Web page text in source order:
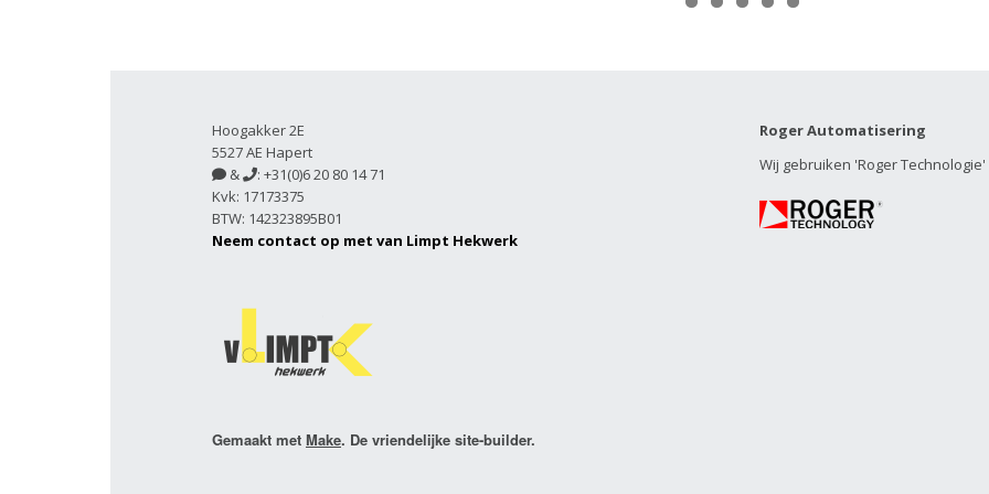
5 6 7 8 9
Hoogakker 2E
5527 AE Hapert
 & : +31(0)6 20 80 14 71
Kvk: 17173375
BTW: 142323895B01
Neem contact op met van Limpt Hekwerk
Roger Automatisering
Wij gebruiken 'Roger
Gemaakt met Make. De vriendelijke site-builder.